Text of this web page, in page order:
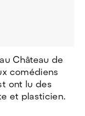
Château de
comédiens
ont lu des
et plasticien.